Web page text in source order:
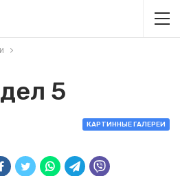
5
КАРТИННЫЕ ГАЛЕРЕИ